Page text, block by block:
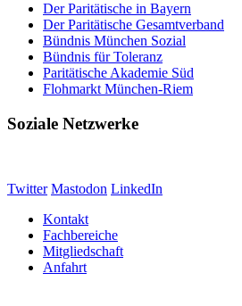
Der Paritätische in Bayern
Der Paritätische Gesamtverband
Bündnis München Sozial
Bündnis für Toleranz
Paritätische Akademie Süd
Flohmarkt München-Riem
Soziale Netzwerke
Twitter Mastodon LinkedIn
Kontakt
Fachbereiche
Mitgliedschaft
Anfahrt